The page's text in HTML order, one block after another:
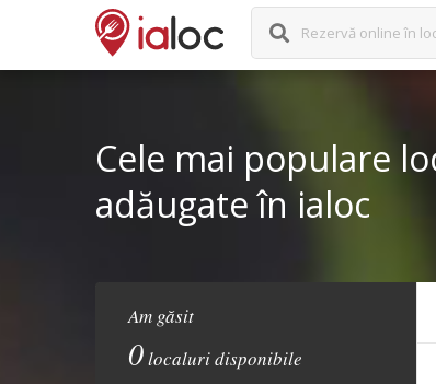
Rezervă online în
Cele mai populare
adăugate în ialoc
Am găsit
0localuri disponibile